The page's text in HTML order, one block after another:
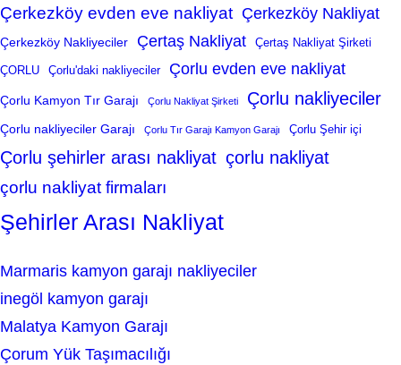
Çerkezköy evden eve nakliyat Çerkezköy Nakliyat
Çerkezköy Nakliyeciler Çertaş Nakliyat Çertaş Nakliyat Şirketi
ÇORLU Çorlu'daki nakliyeciler Çorlu evden eve nakliyat
Çorlu Kamyon Tır Garajı Çorlu Nakliyat Şirketi Çorlu nakliyeciler
Çorlu nakliyeciler Garajı Çorlu Tır Garajı Kamyon Garajı Çorlu Şehir içi
Çorlu şehirler arası nakliyat çorlu nakliyat
çorlu nakliyat firmaları
Şehirler Arası Nakliyat
Marmaris kamyon garajı nakliyeciler
inegöl kamyon garajı
Malatya Kamyon Garajı
Çorum Yük Taşımacılığı